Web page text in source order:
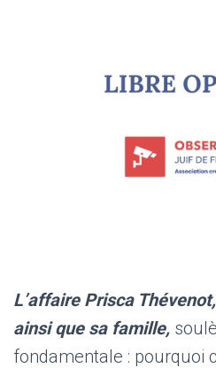
L’affaire Prisca
ainsi que sa famille,
fondamentale : pourquoi